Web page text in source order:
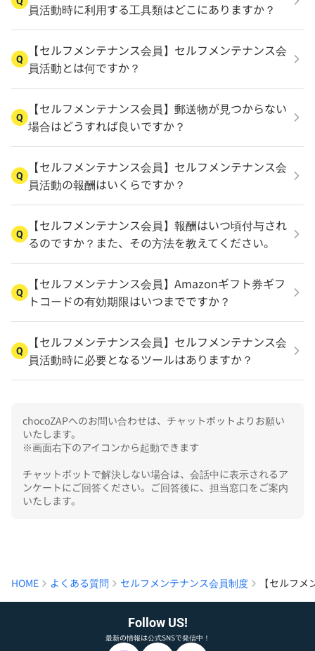
員活動時に利用する工具類はどこにありますか？
Q
【セルフメンテナンス会員】セルフメンテナンス会
員活動とは何ですか？
Q
【セルフメンテナンス会員】郵送物が見つからない
場合はどうすれば良いですか？
Q
【セルフメンテナンス会員】セルフメンテナンス会
員活動の報酬はいくらですか？
Q
【セルフメンテナンス会員】報酬はいつ頃付与され
るのですか？また、その方法を教えてください。
Q
【セルフメンテナンス会員】Amazonギフト券ギフ
トコードの有効期限はいつまでですか？
Q
【セルフメンテナンス会員】セルフメンテナンス会
員活動時に必要となるツールはありますか？
chocoZAPへのお問い合わせは、チャットボットよりお願い
いたします。
※画面右下のアイコンから起動できます
チャットボットで解決しない場合は、会話中に表示されるア
ンケートにご回答ください。ご回答後に、担当窓口をご案内
いたします。
HOME よくある質問 セルフメンテナンス会員制度 【セルフ
Follow US!
最新の情報は公式SNSで発信中！